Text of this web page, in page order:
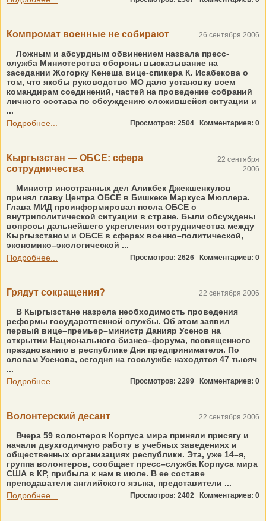
Компромат военные не собирают 26 сентября 2006
Ложным и абсурдным обвинением назвала пресс-
служба Министерства обороны высказывание на
заседании Жогорку Кенеша вице-спикера К. Исабекова о
том, что якобы руководство МО дало установку всем
командирам соединений, частей на проведение собраний
личного состава по обсуждению сложившейся ситуации и
...
Подробнее...
Просмотров: 2504 Комментариев: 0
Кыргызстан — ОБСЕ: сфера
сотрудничества
22 сентября
2006
Министр иностранных дел Аликбек Джекшенкулов
принял главу Центра ОБСЕ в Бишкеке Маркуса Мюллера.
Глава МИД проинформировал посла ОБСЕ о
внутриполитической ситуации в стране. Были обсуждены
вопросы дальнейшего укрепления сотрудничества между
Кыргызстаном и ОБСЕ в сферах военно–политической,
экономико–экологической ...
Подробнее...
Просмотров: 2626 Комментариев: 0
Грядут сокращения? 22 сентября 2006
В Кыргызстане назрела необходимость проведения
реформы государственной службы. Об этом заявил
первый вице–премьер–министр Данияр Усенов на
открытии Национального бизнес–форума, посвященного
празднованию в республике Дня предпринимателя. По
словам Усенова, сегодня на госслужбе находятся 47 тысяч
...
Подробнее...
Просмотров: 2299 Комментариев: 0
Волонтерский десант 22 сентября 2006
Вчера 59 волонтеров Корпуса мира приняли присягу и
начали двухгодичную работу в учебных заведениях и
общественных организациях республики. Эта, уже 14–я,
группа волонтеров, сообщает пресс–служба Корпуса мира
США в КР, прибыла к нам в июле. В ее составе
преподаватели английского языка, представители ...
Подробнее...
Просмотров: 2402 Комментариев: 0